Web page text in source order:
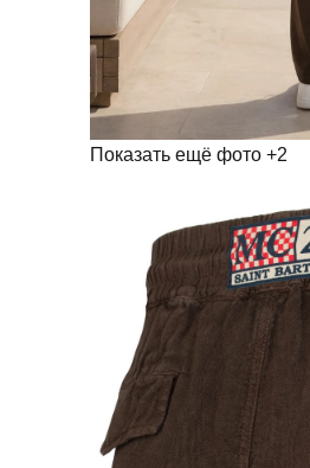
Показать ещё фото +2